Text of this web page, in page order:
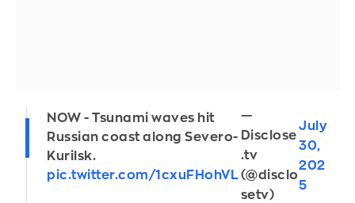
NOW - Tsunami waves hit
Russian coast along Severo-
Kurilsk.
pic.twitter.com/1cxuFHohVL
—
Disclose
.tv
(@disclo
setv)
July
30,
202
5